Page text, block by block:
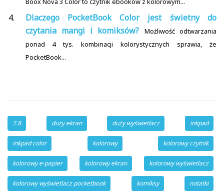
Dlaczego PocketBook Color jest świetny do
czytania mangi i komiksów?
Możliwość odtwarzania
ponad 4 tys. kombinacji kolorystycznych sprawia, że
PocketBook...
7.8 duży ekran duży wyświetlacz inkpad
inkpad color kolorowy kolorowy czytnik
kolorowy e-papier kolorowy ekran kolorowy wyświetlacz
kolorowy wyświetlacz pocketbook komiksy notatki